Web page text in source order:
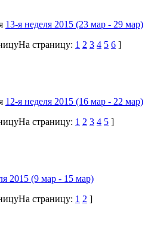
13-я неделя 2015 (23 мар - 29 мар)
На страницу: 1 2 3 4 5 6 ]
12-я неделя 2015 (16 мар - 22 мар)
На страницу: 1 2 3 4 5 ]
2015 (9 мар - 15 мар)
На страницу: 1 2 ]